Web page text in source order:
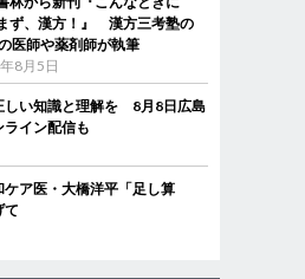
ず、漢方！』 漢方三考塾の
医師や薬剤師が執筆
8月5日
しい知識と理解を 8月8日広島
イン配信も
ケア医・大橋洋平「足し算
て